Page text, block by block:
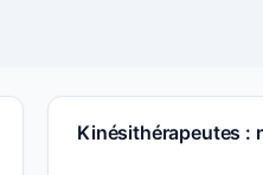
Kinésithérapeutes :